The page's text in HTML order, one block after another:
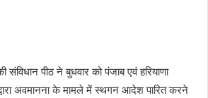
संविधान पीठ ने बुधवार को पंजाब एवं हरियाणा
अवमानना के मामले में स्थगन आदेश पारित करने